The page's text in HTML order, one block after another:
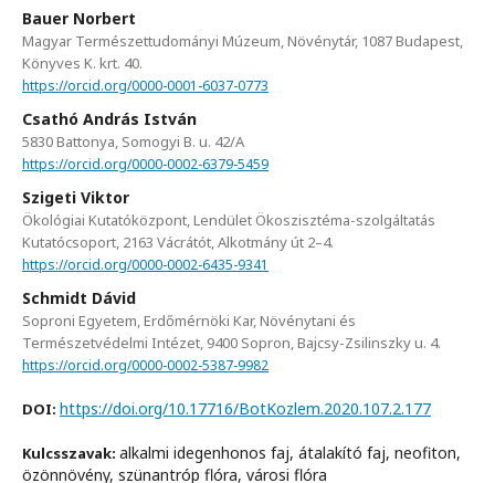
Bauer Norbert
Magyar Természettudományi Múzeum, Növénytár, 1087 Budapest,
Könyves K. krt. 40.
https://orcid.org/0000-0001-6037-0773
Csathó András István
5830 Battonya, Somogyi B. u. 42/A
https://orcid.org/0000-0002-6379-5459
Szigeti Viktor
Ökológiai Kutatóközpont, Lendület Ökoszisztéma-szolgáltatás
Kutatócsoport, 2163 Vácrátót, Alkotmány út 2–4.
https://orcid.org/0000-0002-6435-9341
Schmidt Dávid
Soproni Egyetem, Erdőmérnöki Kar, Növénytani és
Természetvédelmi Intézet, 9400 Sopron, Bajcsy-Zsilinszky u. 4.
https://orcid.org/0000-0002-5387-9982
DOI: https://doi.org/10.17716/BotKozlem.2020.107.2.177
Kulcsszavak: alkalmi idegenhonos faj, átalakító faj, neofiton,
özönnövény, szünantróp flóra, városi flóra